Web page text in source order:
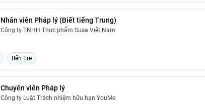
Nhân viên Pháp lý (Biết tiếng Trung)
Công ty TNHH Thực phẩm Susa Việt Nam
Bến Tre
Chuyên viên Pháp lý
Công ty Luật Trách nhiệm hữu hạn YouMe